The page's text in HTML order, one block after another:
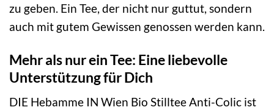
zu geben. Ein Tee, der nicht nur guttut, sondern
auch mit gutem Gewissen genossen werden kann.
Mehr als nur ein Tee: Eine liebevolle
Unterstützung für Dich
DIE Hebamme IN Wien Bio Stilltee Anti-Colic ist